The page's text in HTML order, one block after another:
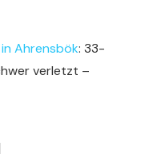
Ahrensbök: 33-
verletzt –